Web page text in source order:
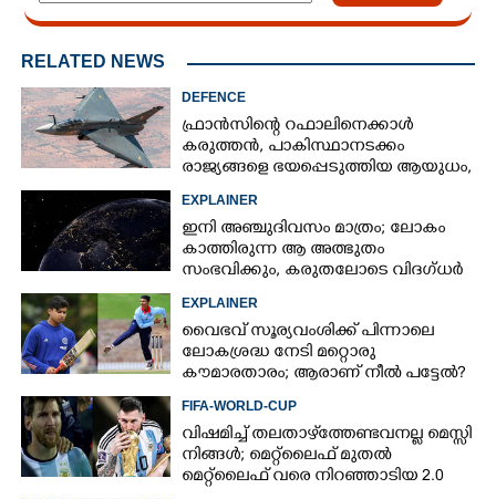
RELATED NEWS
DEFENCE
ഫ്രാൻസിന്റെ റഫാലിനെക്കാൾ
കരുത്തൻ,​ പാകിസ്ഥാനടക്കം
രാജ്യങ്ങളെ ഭയപ്പെടുത്തിയ ആയുധം,​
EXPLAINER
ഇനി അഞ്ചുദിവസം മാത്രം; ലോകം
കാത്തിരുന്ന ആ അത്ഭുതം
സംഭവിക്കും, കരുതലോടെ വിദഗ്ധർ
EXPLAINER
വൈഭവ് സൂര്യവംശിക്ക് പിന്നാലെ
ലോകശ്രദ്ധ നേടി മറ്റൊരു
കൗമാരതാരം; ആരാണ് നീൽ പട്ടേൽ?
FIFA-WORLD-CUP
വിഷമിച്ച് തലതാഴ്‌ത്തേണ്ടവനല്ല മെസ്സി
നിങ്ങള്‍; മെറ്റ്‌ലൈഫ് മുതല്‍
മെറ്റ്‌ലൈഫ് വരെ നിറഞ്ഞാടിയ 2.0